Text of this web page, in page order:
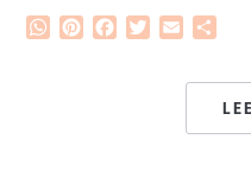
WhatsApp
PinterestFacebook
Twitter
Email